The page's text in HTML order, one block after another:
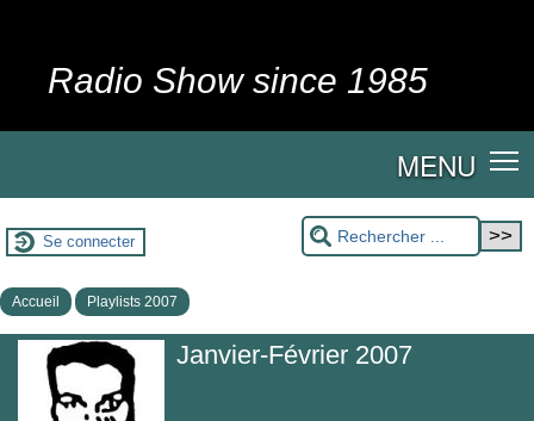
Radio Show since 1985
MENU
Se connecter
Accueil Playlists 2007
Janvier-Février 2007